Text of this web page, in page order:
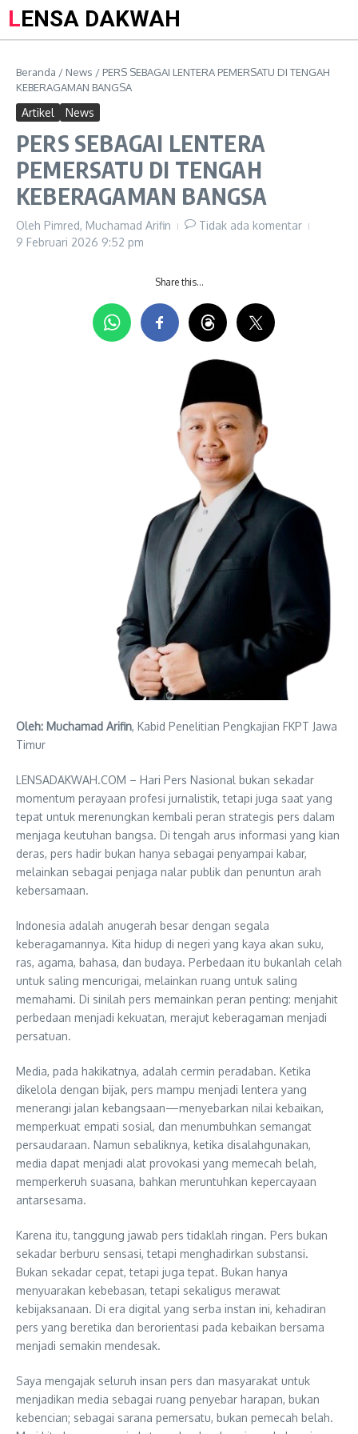
LENSA DAKWAH
Beranda / News / PERS SEBAGAI LENTERA PEMERSATU DI TENGAH
KEBERAGAMAN BANGSA
Artikel News
PERS SEBAGAI LENTERA
PEMERSATU DI TENGAH
KEBERAGAMAN BANGSA
Oleh Pimred, Muchamad Arifin
Tidak ada komentar
9 Februari 2026 9:52 pm
Share this…
Oleh: Muchamad Arifin, Kabid Penelitian Pengkajian FKPT Jawa
Timur
LENSADAKWAH.COM – Hari Pers Nasional bukan sekadar
momentum perayaan profesi jurnalistik, tetapi juga saat yang
tepat untuk merenungkan kembali peran strategis pers dalam
menjaga keutuhan bangsa. Di tengah arus informasi yang kian
deras, pers hadir bukan hanya sebagai penyampai kabar,
melainkan sebagai penjaga nalar publik dan penuntun arah
kebersamaan.
Indonesia adalah anugerah besar dengan segala
keberagamannya. Kita hidup di negeri yang kaya akan suku,
ras, agama, bahasa, dan budaya. Perbedaan itu bukanlah celah
untuk saling mencurigai, melainkan ruang untuk saling
memahami. Di sinilah pers memainkan peran penting: menjahit
perbedaan menjadi kekuatan, merajut keberagaman menjadi
persatuan.
Media, pada hakikatnya, adalah cermin peradaban. Ketika
dikelola dengan bijak, pers mampu menjadi lentera yang
menerangi jalan kebangsaan—menyebarkan nilai kebaikan,
memperkuat empati sosial, dan menumbuhkan semangat
persaudaraan. Namun sebaliknya, ketika disalahgunakan,
media dapat menjadi alat provokasi yang memecah belah,
memperkeruh suasana, bahkan meruntuhkan kepercayaan
antarsesama.
Karena itu, tanggung jawab pers tidaklah ringan. Pers bukan
sekadar berburu sensasi, tetapi menghadirkan substansi.
Bukan sekadar cepat, tetapi juga tepat. Bukan hanya
menyuarakan kebebasan, tetapi sekaligus merawat
kebijaksanaan. Di era digital yang serba instan ini, kehadiran
pers yang beretika dan berorientasi pada kebaikan bersama
menjadi semakin mendesak.
Saya mengajak seluruh insan pers dan masyarakat untuk
menjadikan media sebagai ruang penyebar harapan, bukan
kebencian; sebagai sarana pemersatu, bukan pemecah belah.